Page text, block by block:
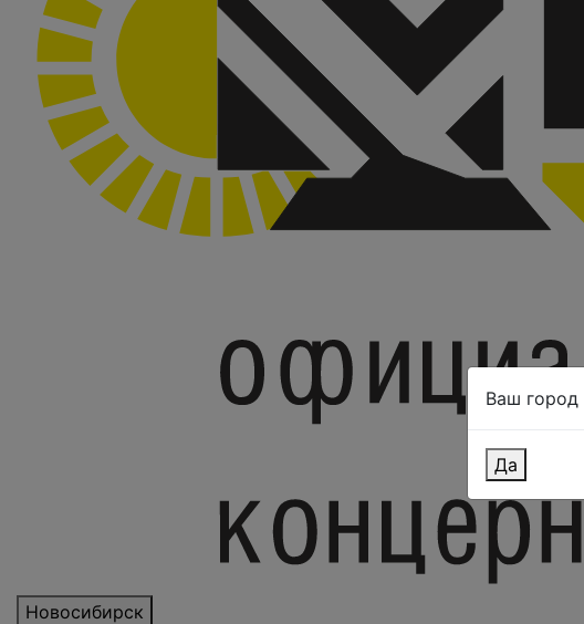
Новосибирск
Ваш город
Да